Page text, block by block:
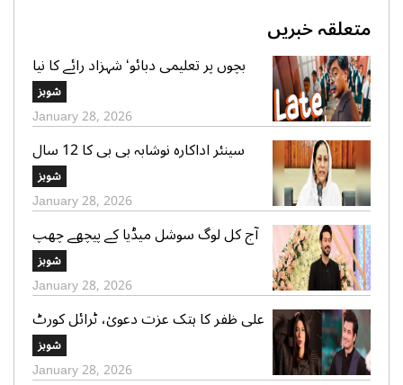
متعلقہ خبریں
بچوں پر تعلیمی دبائو‘ شہزاد رائے کا نیا
گانا سوشل میڈیا پر وائرل
شوبز
January 28, 2026
سینئر اداکارہ نوشابہ بی بی کا 12 سال
کی عمر میں شادی ہونے کا اعتراف
شوبز
January 28, 2026
آج کل لوگ سوشل میڈیا کے پیچھے چھپ
کر ایک دوسرے پر کیچڑ اچھالتے ہیں‘ علی
عباس
شوبز
January 28, 2026
علی ظفر کا ہتک عزت دعویٰ، ٹرائل کورٹ
شوبز
January 28, 2026